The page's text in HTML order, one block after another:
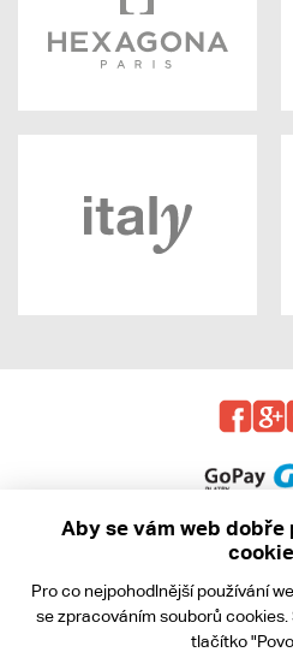
Obchodní
Ochrana
Aby se vám web dobře
Pro co nejpohodlnější používání
se zpracováním souborů
tlačítko